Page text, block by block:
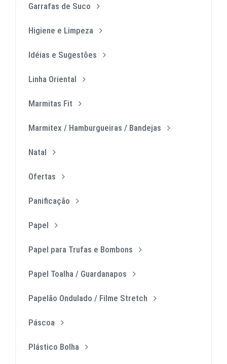
Garrafas de Suco
Higiene e Limpeza
Idéias e Sugestões
Linha Oriental
Marmitas Fit
Marmitex / Hamburgueiras / Bandejas
Natal
Ofertas
Panificação
Papel
Papel para Trufas e Bombons
Papel Toalha / Guardanapos
Papelão Ondulado / Filme Stretch
Páscoa
Plástico Bolha